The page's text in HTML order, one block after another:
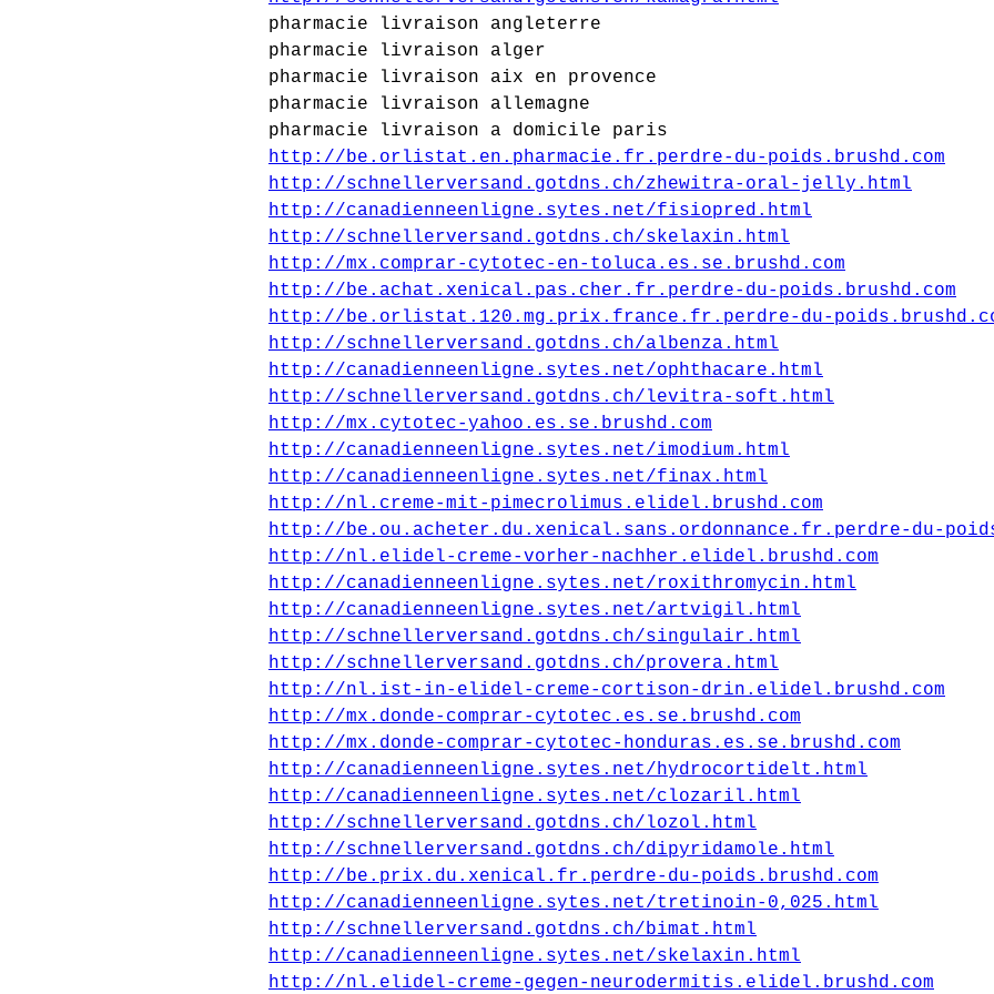
pharmacie livraison angleterre
pharmacie livraison alger
pharmacie livraison aix en provence
pharmacie livraison allemagne
pharmacie livraison a domicile paris
http://be.orlistat.en.pharmacie.fr.perdre-du-poids.brushd.com
http://schnellerversand.gotdns.ch/zhewitra-oral-jelly.html
http://canadienneenligne.sytes.net/fisiopred.html
http://schnellerversand.gotdns.ch/skelaxin.html
http://mx.comprar-cytotec-en-toluca.es.se.brushd.com
http://be.achat.xenical.pas.cher.fr.perdre-du-poids.brushd.com
http://be.orlistat.120.mg.prix.france.fr.perdre-du-
http://schnellerversand.gotdns.ch/albenza.html
http://canadienneenligne.sytes.net/ophthacare.html
http://schnellerversand.gotdns.ch/levitra-soft.html
http://mx.cytotec-yahoo.es.se.brushd.com
http://canadienneenligne.sytes.net/imodium.html
http://canadienneenligne.sytes.net/finax.html
http://nl.creme-mit-pimecrolimus.elidel.brushd.com
http://be.ou.acheter.du.xenical.sans.ordonnance.fr.perdre-du-
http://nl.elidel-creme-vorher-nachher.elidel.brushd.com
http://canadienneenligne.sytes.net/roxithromycin.html
http://canadienneenligne.sytes.net/artvigil.html
http://schnellerversand.gotdns.ch/singulair.html
http://schnellerversand.gotdns.ch/provera.html
http://nl.ist-in-elidel-creme-cortison-drin.elidel.brushd.com
http://mx.donde-comprar-cytotec.es.se.brushd.com
http://mx.donde-comprar-cytotec-honduras.es.se.brushd.com
http://canadienneenligne.sytes.net/hydrocortidelt.html
http://canadienneenligne.sytes.net/clozaril.html
http://schnellerversand.gotdns.ch/lozol.html
http://schnellerversand.gotdns.ch/dipyridamole.html
http://be.prix.du.xenical.fr.perdre-du-poids.brushd.com
http://canadienneenligne.sytes.net/tretinoin-0,025.html
http://schnellerversand.gotdns.ch/bimat.html
http://canadienneenligne.sytes.net/skelaxin.html
http://nl.elidel-creme-gegen-neurodermitis.elidel.brushd.com